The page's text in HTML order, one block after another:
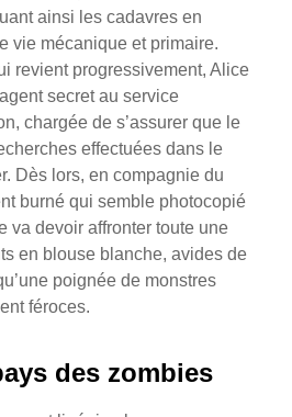
ainsi les cadavres en
vie mécanique et primaire.
revient progressivement, Alice
secret au service
chargée de s’assurer que le
effectuées dans le
Dès lors, en compagnie du
burné qui semble photocopié
va devoir affronter toute une
en blouse blanche, avides de
poignée de monstres
féroces.
des zombies